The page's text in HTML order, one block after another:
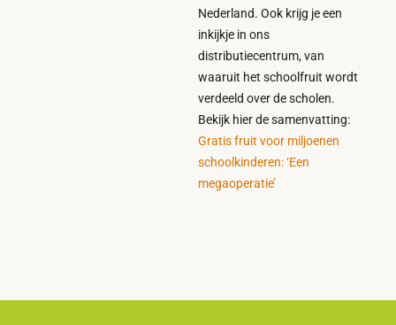
Nederland. Ook krijg je een
inkijkje in ons
distributiecentrum, van
waaruit het schoolfruit wordt
verdeeld over de scholen.
Bekijk hier de samenvatting:
Gratis fruit voor miljoenen
schoolkinderen: ‘Een
megaoperatie’